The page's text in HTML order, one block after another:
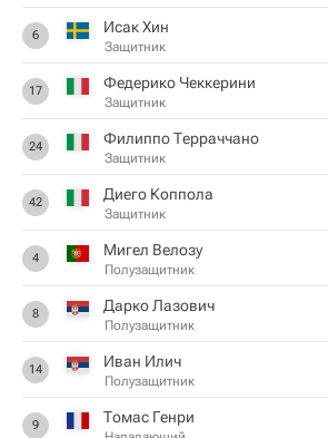
6 Исак Хин
Защитник
17 Федерико Чеккерини
Защитник
24 Филиппо Терраччано
Защитник
42 Диего Коппола
Защитник
4 Мигел Велозу
Полузащитник
8 Дарко Лазович
Полузащитник
14 Иван Илич
Полузащитник
9 Томас Генри